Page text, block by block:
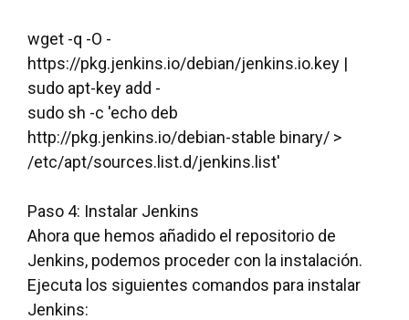
wget -q -O -
https://pkg.jenkins.io/debian/jenkins.io.key |
sudo apt-key add -
sudo sh -c 'echo deb
http://pkg.jenkins.io/debian-stable binary/ >
/etc/apt/sources.list.d/jenkins.list'
Paso 4: Instalar Jenkins
Ahora que hemos añadido el repositorio de
Jenkins, podemos proceder con la instalación.
Ejecuta los siguientes comandos para instalar
Jenkins: